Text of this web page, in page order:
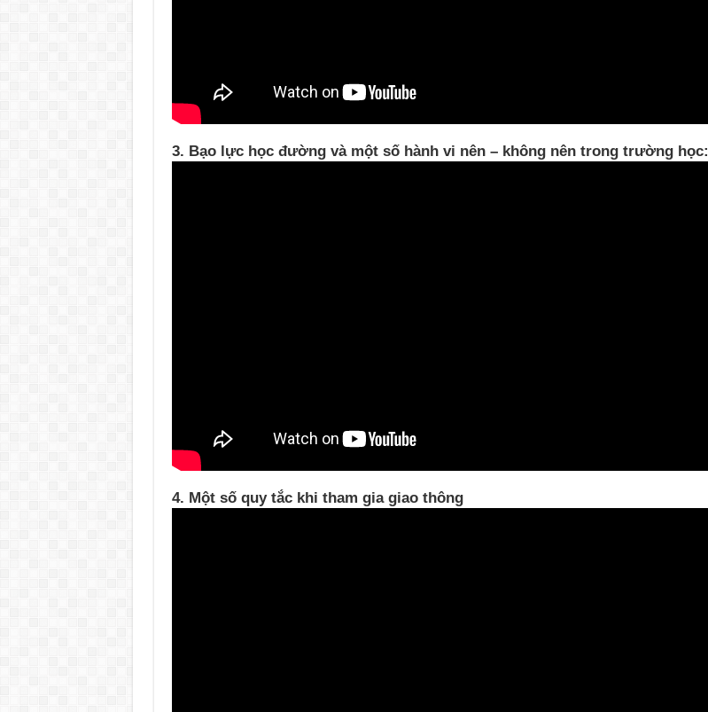
3. Bạo lực học đường và một số hành vi nên – không nên trong trường học:
4. Một số quy tắc khi tham gia giao thông